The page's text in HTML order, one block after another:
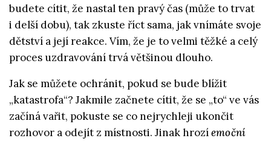
budete cítit, že nastal ten pravý čas (může to trvat
i delší dobu), tak zkuste říct sama, jak vnímáte svoje
dětství a její reakce. Vím, že je to velmi těžké a celý
proces uzdravování trvá většinou dlouho.
Jak se můžete ochránit, pokud se bude blížit
„katastrofa“? Jakmile začnete cítit, že se „to“ ve vás
začíná vařit, pokuste se co nejrychleji ukončit
rozhovor a odejít z místnosti. Jinak hrozíemoční